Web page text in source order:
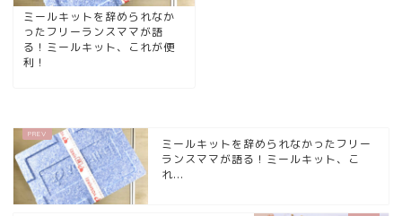
ミールキットを辞められなか
ったフリーランスママが語
る！ミールキット、これが便
利！
ミールキットを辞められなかったフリー
ランスママが語る！ミールキット、こ
れ...